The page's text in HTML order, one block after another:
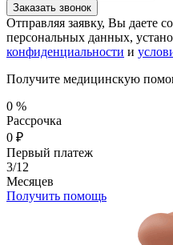
Заказать звонок
Отправляя заявку, Вы даете
персональных данных,
конфиденциальности и
Получите медицинскую
0 %
Рассрочка
0 ₽
Первый платеж
3/12
Месяцев
Получить помощь